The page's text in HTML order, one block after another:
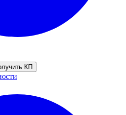
КП